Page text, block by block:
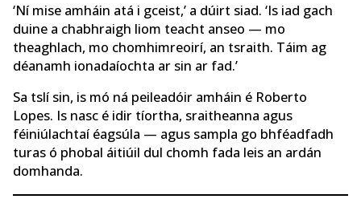
‘Ní mise amháin atá i gceist,’ a dúirt siad. ‘Is iad gach
duine a chabhraigh liom teacht anseo — mo
theaghlach, mo chomhimreoirí, an tsraith. Táim ag
déanamh ionadaíochta ar sin ar fad.’
Sa tslí sin, is mó ná peileadóir amháin é Roberto
Lopes. Is nasc é idir tíortha, sraitheanna agus
féiniúlachtaí éagsúla — agus sampla go bhféadfadh
turas ó phobal áitiúil dul chomh fada leis an ardán
domhanda.